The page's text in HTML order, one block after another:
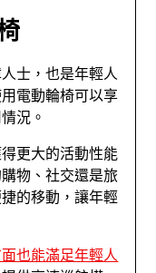
士，也是年輕人
電動輪椅可以享
況。
更大的活動性能
物、社交還是旅
的移動，讓年輕
也能滿足年輕人